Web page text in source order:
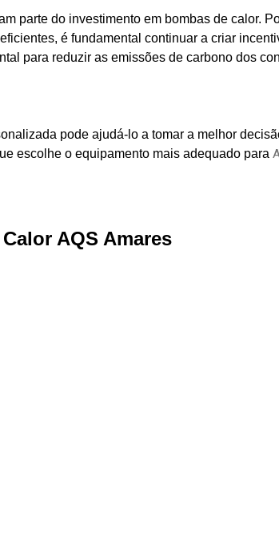
parte do investimento em bombas de calor.
é fundamental continuar a criar
para reduzir as emissões de carbono dos
pode ajudá-lo a tomar a melhor
escolhe o equipamento mais adequado para
AQS Amares